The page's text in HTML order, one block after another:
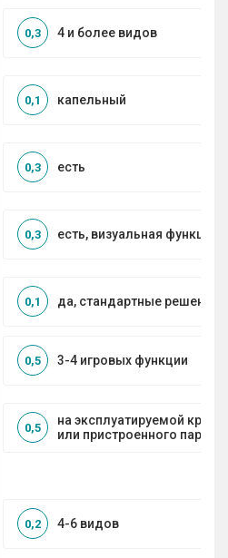
4 и более видов
0,3
капельный
0,1
есть
0,3
есть, визуальная функция
0,3
да, стандартные решения
0,1
3-4 игровых функции
0,5
на эксплуатируемой
или пристроенного
0,5
4-6 видов
0,2